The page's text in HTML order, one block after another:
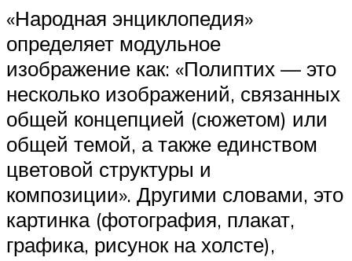
«Народная энциклопедия»
определяет модульное
изображение как: «Полиптих — это
несколько изображений, связанных
общей концепцией (сюжетом) или
общей темой, а также единством
цветовой структуры и
композиции». Другими словами, это
картинка (фотография, плакат,
графика, рисунок на холсте),